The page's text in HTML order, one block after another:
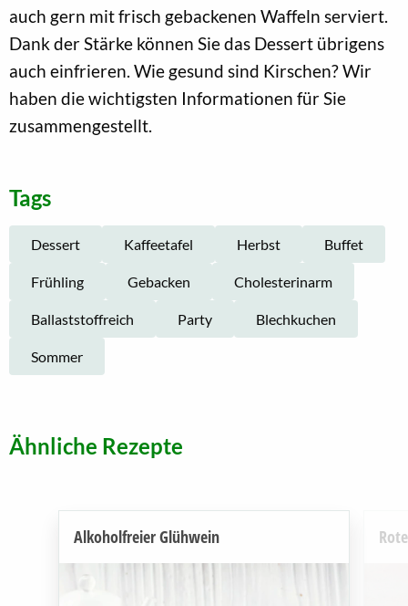
auch gern mit frisch gebackenen Waffeln serviert.
Dank der Stärke können Sie das Dessert übrigens
auch einfrieren. Wie gesund sind Kirschen? Wir
haben die wichtigsten Informationen für Sie
zusammengestellt.
Tags
Dessert Kaffeetafel Herbst Buffet
Frühling Gebacken Cholesterinarm
Ballaststoffreich Party Blechkuchen
Sommer
Ähnliche Rezepte
Alkoholfreier Glühwein